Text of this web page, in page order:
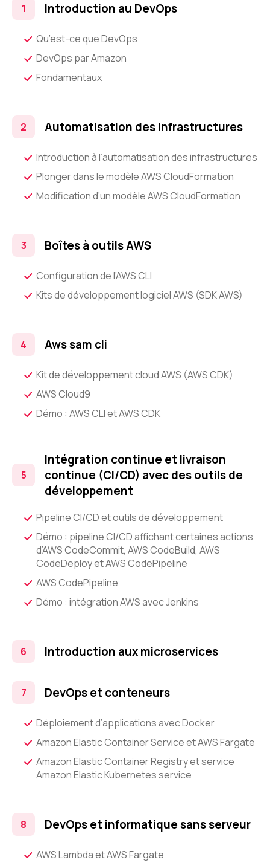
Introduction au DevOps
Qu’est-ce que DevOps
DevOps par Amazon
Fondamentaux
Automatisation des infrastructures
Introduction à l’automatisation des infrastructures
Plonger dans le modèle AWS CloudFormation
Modification d’un modèle AWS CloudFormation
Boîtes à outils AWS
Configuration de l’AWS CLI
Kits de développement logiciel AWS (SDK AWS)
Aws sam cli
Kit de développement cloud AWS (AWS CDK)
AWS Cloud9
Démo : AWS CLI et AWS CDK
Intégration continue et livraison
continue (CI/CD) avec des outils de
développement
Pipeline CI/CD et outils de développement
Démo : pipeline CI/CD affichant certaines actions
d’AWS CodeCommit, AWS CodeBuild, AWS
CodeDeploy et AWS CodePipeline
AWS CodePipeline
Démo : intégration AWS avec Jenkins
Introduction aux microservices
DevOps et conteneurs
Déploiement d’applications avec Docker
Amazon Elastic Container Service et AWS Fargate
Amazon Elastic Container Registry et service
Amazon Elastic Kubernetes service
DevOps et informatique sans serveur
AWS Lambda et AWS Fargate